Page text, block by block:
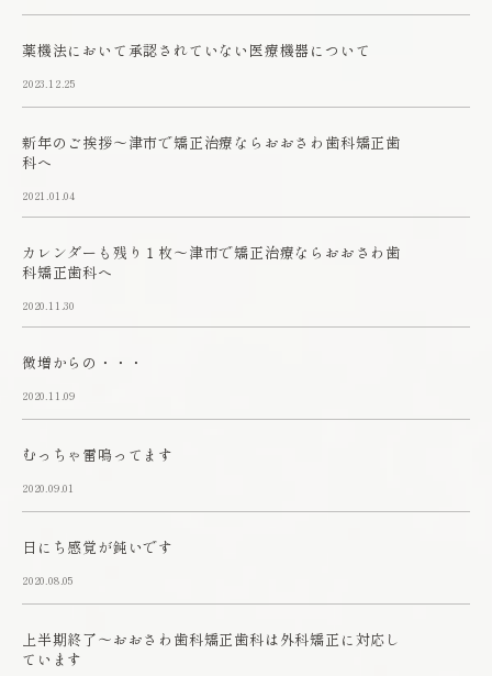
薬機法において承認されていない医療機器について
2023.12.25
新年のご挨拶～津市で矯正治療ならおおさわ歯科矯正歯
科へ
2021.01.04
カレンダーも残り１枚～津市で矯正治療ならおおさわ歯
科矯正歯科へ
2020.11.30
微増からの・・・
2020.11.09
むっちゃ雷鳴ってます
2020.09.01
日にち感覚が鈍いです
2020.08.05
上半期終了～おおさわ歯科矯正歯科は外科矯正に対応し
ています